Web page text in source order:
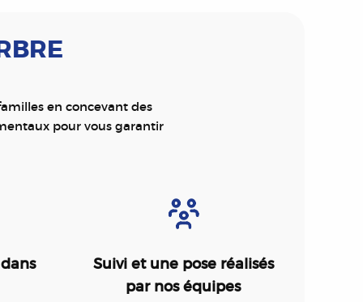
en concevant des
pour vous garantir
Suivi et une pose réalisés
par nos équipes